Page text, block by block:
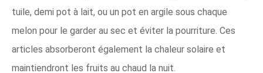
tuile, demi pot à lait, ou un pot en argile sous chaque
melon pour le garder au sec et éviter la pourriture. Ces
articles absorberont également la chaleur solaire et
maintiendront les fruits au chaud la nuit.